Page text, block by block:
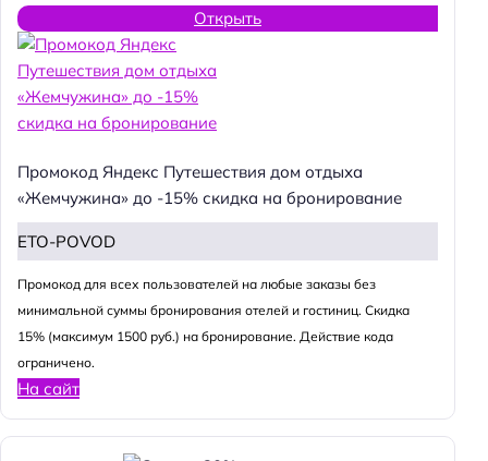
Открыть
Промокод Яндекс Путешествия дом отдыха
«Жемчужина» до -15% скидка на бронирование
ETO-POVOD
Промокод для всех пользователей на любые заказы без
минимальной суммы бронирования отелей и гостиниц. Скидка
15% (максимум 1500 руб.) на бронирование. Действие кода
ограничено.
На сайт